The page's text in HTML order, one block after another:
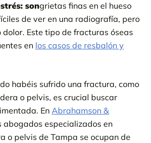
songrietas finas en el hueso
de ver en una radiografía, pero
dolor. Este tipo de fracturas óseas
en los casos de resbalón y
habéis sufrido una fractura, como
o pelvis, es crucial buscar
En Abrahamson &
abogados especializados en
o pelvis de Tampa se ocupan de